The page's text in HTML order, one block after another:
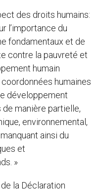
des droits humains:
l’importance du
fondamentaux et de
contre la pauvreté et
humain
humaines
développement
de manière partielle,
environnemental,
ainsi du
et
»
la Déclaration